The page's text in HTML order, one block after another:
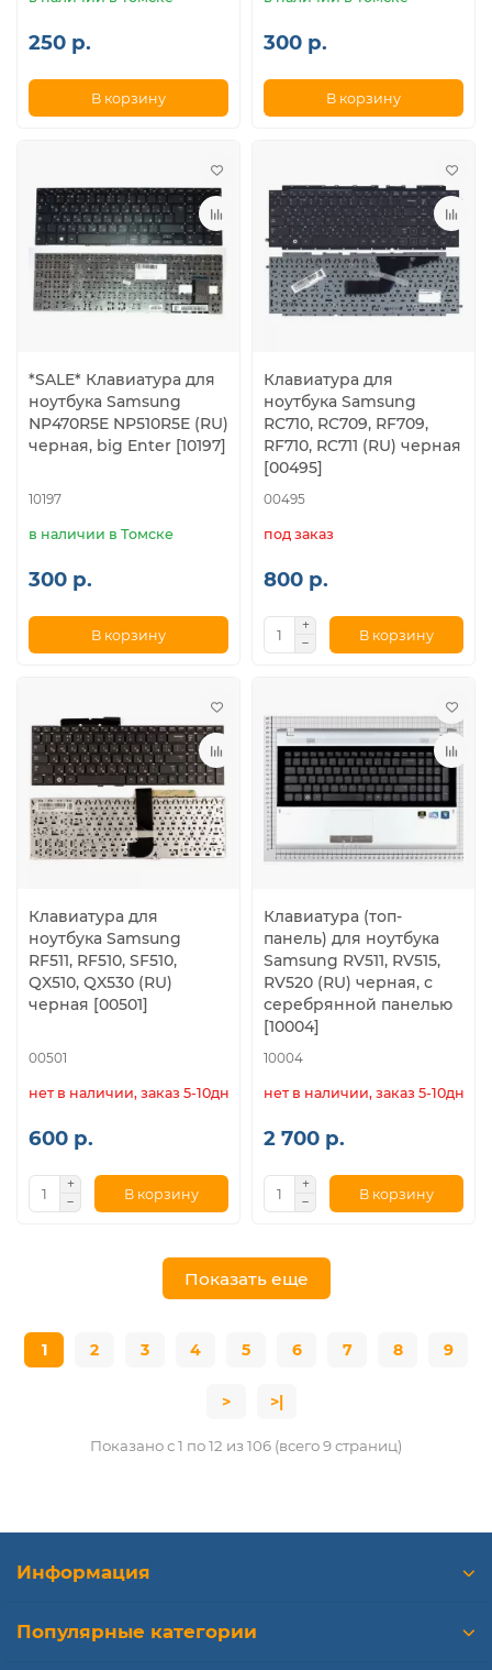
250 р.
В корзину
300 р.
В корзину
*SALE* Клавиатура для
ноутбука Samsung
NP470R5E NP510R5E (RU)
черная, big Enter [10197]
10197
в наличии в Томске
300 р.
В корзину
Клавиатура для
ноутбука Samsung
RC710, RC709, RF709,
RF710, RC711 (RU) черная
[00495]
00495
под заказ
800 р.
В корзину
Клавиатура для
ноутбука Samsung
RF511, RF510, SF510,
QX510, QX530 (RU)
черная [00501]
00501
нет в наличии, заказ 5-10дн.
600 р.
В корзину
Клавиатура (топ-
панель) для ноутбука
Samsung RV511, RV515,
RV520 (RU) черная, с
серебрянной панелью
[10004]
10004
нет в наличии, заказ 5-10дн.
2 700 р.
В корзину
Показать еще
1 2 3 4 5 6 7 8 9
> >|
Показано с 1 по 12 из 106 (всего 9 страниц)
Информация
Популярные категории